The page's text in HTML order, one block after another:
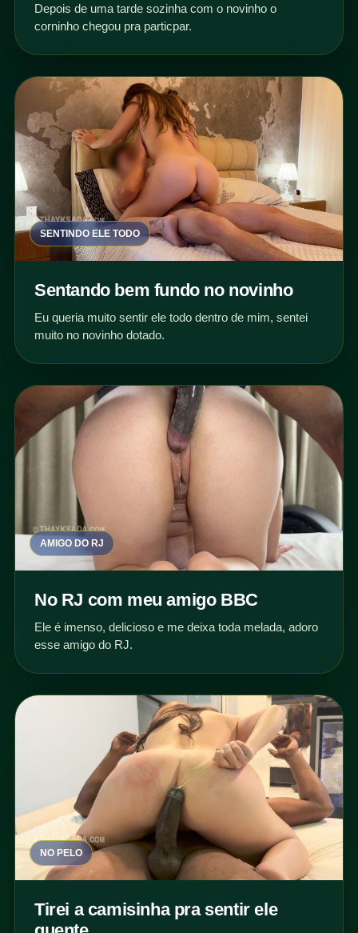
Depois de uma tarde sozinha com o novinho o
corninho chegou pra particpar.
SENTINDO ELE TODO
Sentando bem fundo no novinho
Eu queria muito sentir ele todo dentro de mim, sentei
muito no novinho dotado.
AMIGO DO RJ
No RJ com meu amigo BBC
Ele é imenso, delicioso e me deixa toda melada, adoro
esse amigo do RJ.
NO PELO
Tirei a camisinha pra sentir ele